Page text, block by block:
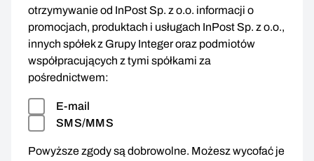
otrzymywanie od InPost Sp. z o.o. informacji o
promocjach, produktach i usługach InPost Sp. z o.o.,
innych spółek z Grupy Integer oraz podmiotów
współpracujących z tymi spółkami za
pośrednictwem:
E-mail
SMS/MMS
Powyższe zgody są dobrowolne. Możesz wycofać je